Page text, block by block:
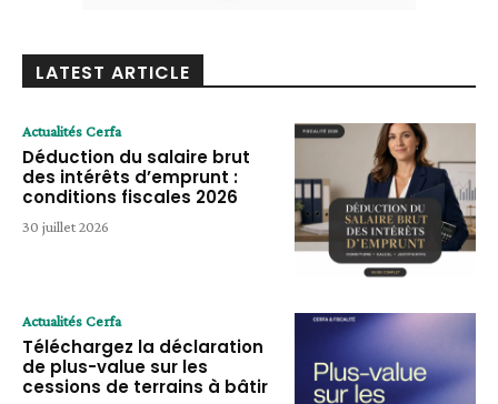
LATEST ARTICLE
Actualités Cerfa
Déduction du salaire brut
des intérêts d’emprunt :
conditions fiscales 2026
30 juillet 2026
Actualités Cerfa
Téléchargez la déclaration
de plus-value sur les
cessions de terrains à bâtir